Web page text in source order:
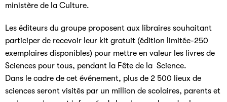
ministère de la Culture.
Les éditeurs du groupe proposent aux libraires souhaitant
participer de recevoir leur kit gratuit (édition limitée-250
exemplaires disponibles) pour mettre en valeur les livres de
Sciences pour tous, pendant la Fête de la Science.
Dans le cadre de cet événement, plus de 2 500 lieux de
sciences seront visités par un million de scolaires, parents et